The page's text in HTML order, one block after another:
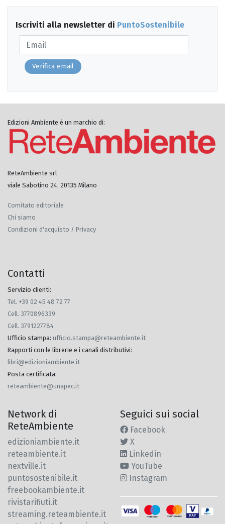
Iscriviti alla newsletter di PuntoSostenibile
Verifica email
Edizioni Ambiente è un marchio di:
ReteAmbiente srl
viale Sabotino 24, 20135 Milano
Comitato editoriale
Chi siamo
Condizioni d'acquisto / Privacy
Contatti
Servizio clienti:
Tel. +39 02 45 48 72 77
Cell. 3770896339
Cell. 3791227784
Ufficio stampa: ufficio.stampa@reteambiente.it
Rapporti con le librerie e i canali distributivi:
libri@edizioniambiente.it
Posta certificata:
reteambiente@unapec.it
Network di
ReteAmbiente
edizioniambiente.it
reteambiente.it
nextville.it
puntosostenibile.it
freebookambiente.it
rivistarifiuti.it
streaming.reteambiente.it
Seguici sui social
Facebook
X
Linkedin
YouTube
Instagram